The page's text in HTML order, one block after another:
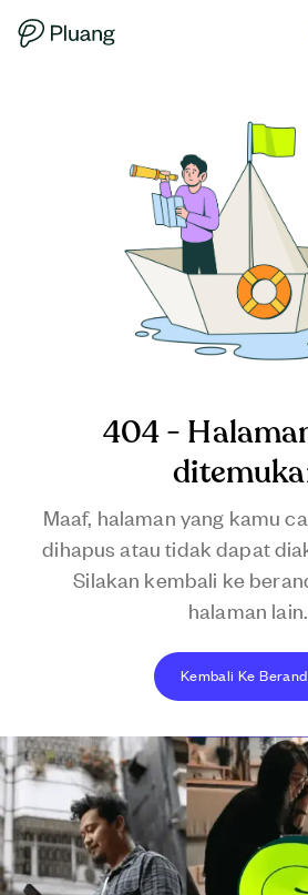
404 -
Maaf, halaman yang kamu
dihapus atau tidak dapat
Silakan kembali ke
halaman lain.
Kembali Ke